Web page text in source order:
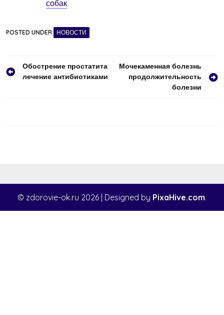
собак
POSTED UNDER НОВОСТИ
Навигация
Обострение простатита
лечение антибиотиками
Мочекаменная болезнь
продолжительность
болезни
© zdorovie-ok.ru 2026 Designed by PixaHive.com.